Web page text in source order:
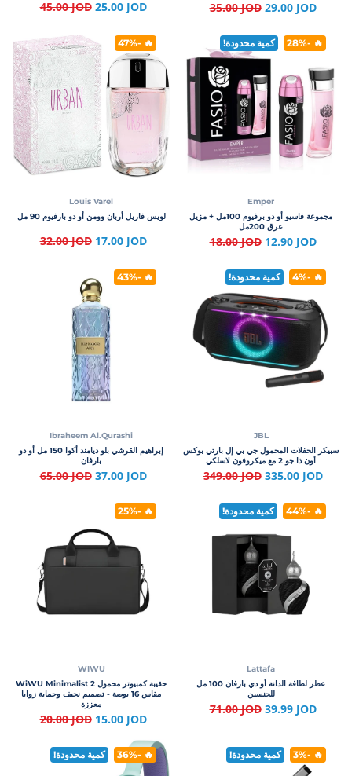
35.00 JOD29.00 JOD
45.00 JOD25.00 JOD
🔥 -28% كمية محدودة!
Emper
مجموعة فاسيو أو دو برفيوم 100مل + مزيل
عرق 200مل
18.00 JOD12.90 JOD
🔥 -47%
Louis Varel
لويس فاريل أربان وومن أو دو بارفيوم 90 مل
32.00 JOD17.00 JOD
🔥 -4% كمية محدودة!
JBL
سبيكر الحفلات المحمول جي بي إل بارتي بوكس
أون ذا جو 2 مع ميكروفون لاسلكي
349.00 JOD335.00 JOD
🔥 -43%
Ibraheem Al.Qurashi
إبراهيم القرشي بلو ديامند أكوا 150 مل أو دو
بارفان
65.00 JOD37.00 JOD
🔥 -44% كمية محدودة!
Lattafa
عطر لطافة الدانة أو دي بارفان 100 مل
للجنسين
71.00 JOD39.99 JOD
🔥 -25%
WIWU
حقيبة كمبيوتر محمول WiWU Minimalist 2
مقاس 16 بوصة - تصميم نحيف وحماية زوايا
معززة
20.00 JOD15.00 JOD
🔥 -3% كمية محدودة! 🔥 -36% كمية محدودة!